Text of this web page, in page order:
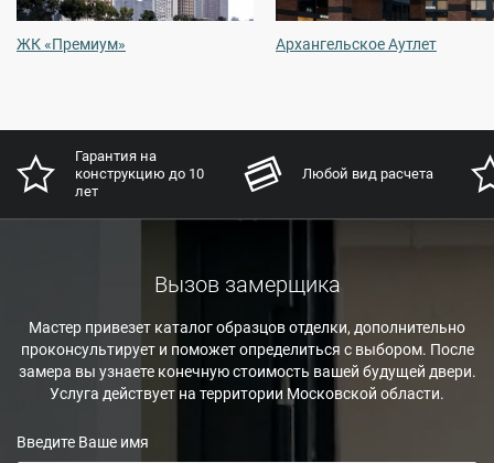
ЖК «Премиум» Архангельское Аутлет
Гарантия на
конструкцию до 10
лет
Любой вид расчета
Вызов замерщика
Мастер привезет каталог образцов отделки, дополнительно
проконсультирует и поможет определиться с выбором. После
замера вы узнаете конечную стоимость вашей будущей двери.
Услуга действует на территории Московской области.
Введите Ваше имя